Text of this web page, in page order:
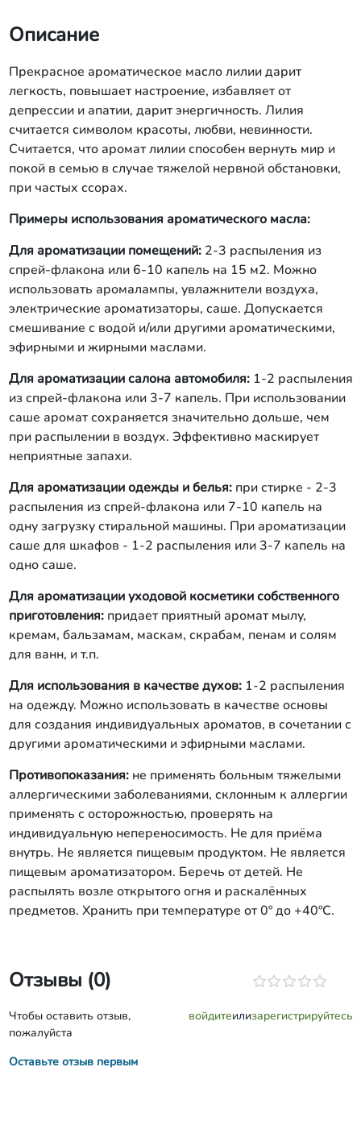
Описание
Прекрасное ароматическое масло лилии дарит
легкость, повышает настроение, избавляет от
депрессии и апатии, дарит энергичность. Лилия
считается символом красоты, любви, невинности.
Считается, что аромат лилии способен вернуть мир и
покой в семью в случае тяжелой нервной обстановки,
при частых ссорах.
Примеры использования ароматического масла:
Для ароматизации помещений:2-3 распыления из
спрей-флакона или 6-10 капель на 15 м2. Можно
использовать аромалампы, увлажнители воздуха,
электрические ароматизаторы, саше. Допускается
смешивание с водой и/или другими ароматическими,
эфирными и жирными маслами.
Для ароматизации салона автомобиля:1-2 распыления
из спрей-флакона или 3-7 капель. При использовании
саше аромат сохраняется значительно дольше, чем
при распылении в воздух. Эффективно маскирует
неприятные запахи.
Для ароматизации одежды и белья:при стирке - 2-3
распыления из спрей-флакона или 7-10 капель на
одну загрузку стиральной машины. При ароматизации
саше для шкафов - 1-2 распыления или 3-7 капель на
одно саше.
Для ароматизации уходовой косметики собственного
приготовления:придает приятный аромат мылу,
кремам, бальзамам, маскам, скрабам, пенам и солям
для ванн, и т.п.
Для использования в качестве духов: 1-2 распыления
на одежду. Можно использовать в качестве основы
для создания индивидуальных ароматов, в сочетании с
другими ароматическими и эфирными маслами.
Противопоказания: не применять больным тяжелыми
аллергическими заболеваниями, склонным к аллергии
применять с осторожностью, проверять на
индивидуальную непереносимость. Не для приёма
внутрь. Не является пищевым продуктом. Не является
пищевым ароматизатором. Беречь от детей. Не
распылять возле открытого огня и раскалённых
предметов. Хранить при температуре от 0º до +40ºС.
Отзывы (0)
Чтобы оставить отзыв,
пожалуйста
войдитеилизарегистрируйтесь
Оставьте отзыв первым